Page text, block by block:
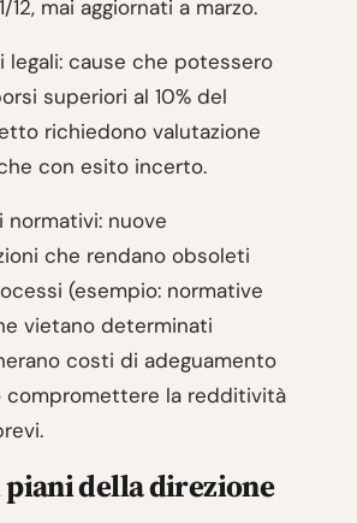
12, mai aggiornati a marzo.
legali: cause che potessero
superiori al 10% del
richiedono valutazione
con esito incerto.
normativi: nuove
che rendano obsoleti
(esempio: normative
vietano determinati
costi di adeguamento
compromettere la redditività
piani della direzione